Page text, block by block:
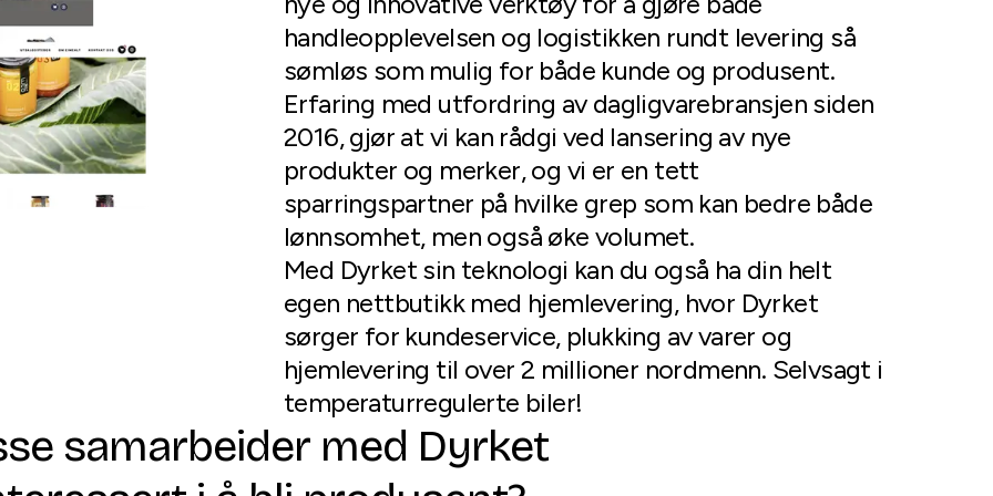
handleopplevelsen og logistikken rundt levering så
sømløs som mulig for både kunde og produsent.
Erfaring med utfordring av dagligvarebransjen siden
2016, gjør at vi kan rådgi ved lansering av nye
produkter og merker, og vi er en tett
sparringspartner på hvilke grep som kan bedre både
lønnsomhet, men også øke volumet.
Med Dyrket sin teknologi kan du også ha din helt
egen nettbutikk med hjemlevering, hvor Dyrket
sørger for kundeservice, plukking av varer og
hjemlevering til over 2 millioner nordmenn. Selvsagt i
temperaturregulerte biler!
samarbeider med Dyrket